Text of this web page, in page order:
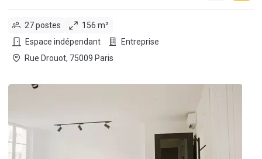
27 postes
156 m²
Espace indépendant
Entreprise
Rue Drouot, 75009 Paris